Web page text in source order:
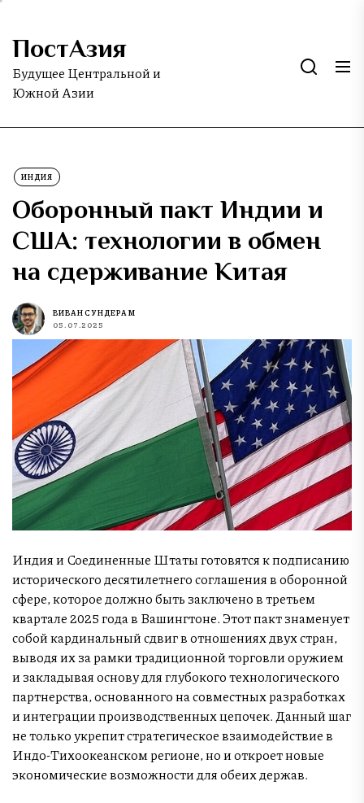
Skip
the
content
ПостАзия
Будущее Центральной и
Южной Азии
ИНДИЯ
Оборонный пакт Индии и
США: технологии в обмен
на сдерживание Китая
ВИВАН СУНДЕРАМ
05.07.2025
Индия и Соединенные Штаты готовятся к подписанию
исторического десятилетнего соглашения в оборонной
сфере, которое должно быть заключено в третьем
квартале 2025 года в Вашингтоне. Этот пакт знаменует
собой кардинальный сдвиг в отношениях двух стран,
выводя их за рамки традиционной торговли оружием
и закладывая основу для глубокого технологического
партнерства, основанного на совместных разработках
и интеграции производственных цепочек. Данный шаг
не только укрепит стратегическое взаимодействие в
Индо-Тихоокеанском регионе, но и откроет новые
экономические возможности для обеих держав.